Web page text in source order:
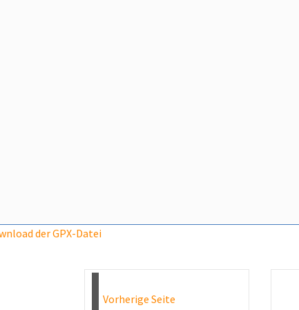
der GPX-Datei
Vorherige Seite